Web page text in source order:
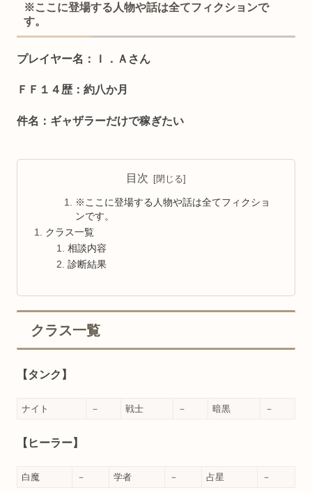
※ここに登場する人物や話は全てフィクションで
す。
プレイヤー名：Ｉ．Ａさん
ＦＦ１４歴：約八か月
件名：ギャザラーだけで稼ぎたい
目次
※ここに登場する人物や話は全てフィクショ
ンです。
クラス一覧
相談内容
診断結果
クラス一覧
【タンク】
ナイト － 戦士 － 暗黒 －
【ヒーラー】
白魔 － 学者 － 占星 －